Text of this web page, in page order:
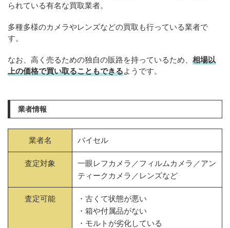
られている有名な買取業者。
多種多様のカメラやレンズなどの買取も行っている業者で
す。
なお、高く売るための独自の販路を持っているため、 相場以
上の価格で買い取ることもできるようです。
業者情報
業者名 バイセル
査定対象
一眼レフカメラ／フィルムカメラ／アン
ティークカメラ／レンズなど
査定可能
・古くて状態が悪い
・箱や付属品がない
・モルトが劣化している